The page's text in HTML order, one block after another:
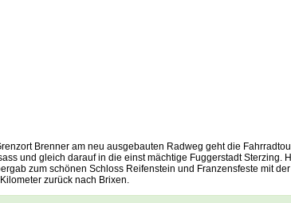
Brenner am neu ausgebauten Radweg geht die
und gleich darauf in die einst mächtige Fuggerstadt Sterzing.
zum schönen Schloss Reifenstein und Franzensfeste mit der
zurück nach Brixen.